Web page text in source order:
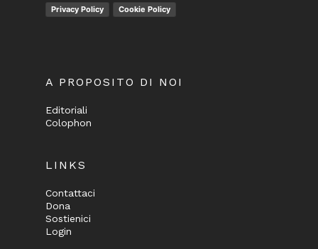
Privacy Policy Cookie Policy
A PROPOSITO DI NOI
Editoriali
Colophon
LINKS
Contattaci
Dona
Sostienici
Login